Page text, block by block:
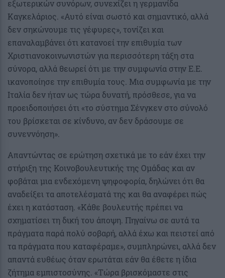
εξωτερικών συνόρων, συνεχίζει η γερμανίδα
Καγκελάριος. «Αυτό είναι σωστό και σημαντικό, αλλά
δεν σηκώνουμε τις γέφυρες», τονίζει και
επαναλαμβάνει ότι κατανοεί την επιθυμία των
Χριστιανοκοινωνιστών για περισσότερη τάξη στα
σύνορα, αλλά θεωρεί ότι με την συμφωνία στην Ε.Ε.
ικανοποίησε την επιθυμία τους. Μια συμφωνία με την
Ιταλία δεν ήταν ως τώρα δυνατή, πρόσθεσε, για να
προειδοποιήσει ότι «το σύστημα Σένγκεν στο σύνολό
του βρίσκεται σε κίνδυνο, αν δεν δράσουμε σε
συνεννόηση».
Απαντώντας σε ερώτηση σχετικά με το εάν έχει την
στήριξη της Κοινοβουλευτικής της Ομάδας και αν
φοβάται μια ενδεχόμενη ψηφοφορία, δηλώνει ότι θα
αναδείξει τα αποτελέσματά της και θα αναφέρει πώς
έχει η κατάσταση. «Κάθε βουλευτής πρέπει να
σχηματίσει τη δική του άποψη. Πηγαίνω σε αυτά τα
πράγματα παρά πολύ σοβαρή, αλλά έχω και πειστεί από
τα πράγματα που καταφέραμε», συμπληρώνει, αλλά δεν
απαντά ευθέως όταν ερωτάται εάν θα έθετε η ίδια
ζήτημα εμπιστοσύνης. «Τώρα βρισκόμαστε στις